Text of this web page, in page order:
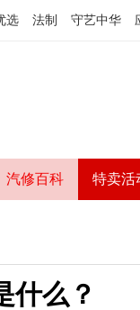
选 法制 守艺中华
汽修百科 特卖活
什么？